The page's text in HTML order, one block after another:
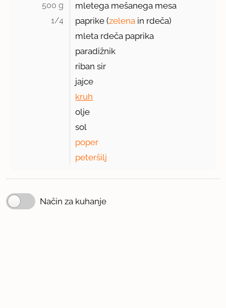
500 g mletega mešanega mesa
1/4 paprike (zelena in rdeča)
mleta rdeča paprika
paradižnik
riban sir
jajce
kruh
olje
sol
poper
peteršilj
Način za kuhanje